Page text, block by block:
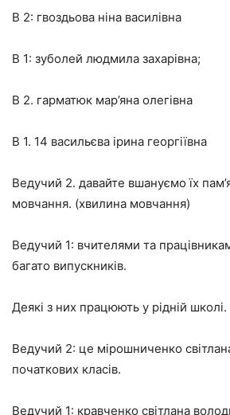
В 2: гвоздьова ніна василівна
В 1: зуболей людмила захарівна;
В 2. гарматюк мар’яна олегівна
В 1. 14 васильєва ірина георгіївна
Ведучий 2. давайте вшануємо їх
мовчання. (хвилина мовчання)
Ведучий 1: вчителями та
багато випускників.
Деякі з них працюють у рідній школі.
Ведучий 2: це мірошниченко
початкових класів.
Ведучий 1: кравченко світлана